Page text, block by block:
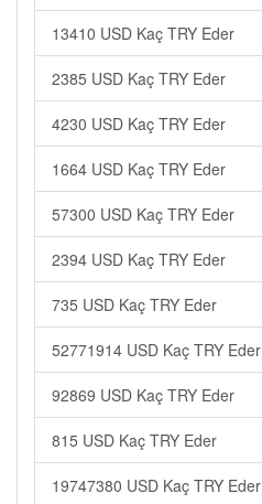
13410 USD Kaç TRY Eder
2385 USD Kaç TRY Eder
4230 USD Kaç TRY Eder
1664 USD Kaç TRY Eder
57300 USD Kaç TRY Eder
2394 USD Kaç TRY Eder
735 USD Kaç TRY Eder
52771914 USD Kaç TRY Eder
92869 USD Kaç TRY Eder
815 USD Kaç TRY Eder
19747380 USD Kaç TRY Eder